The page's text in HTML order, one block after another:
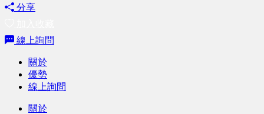
分享
線上詢問
關於
優勢
線上詢問
關於